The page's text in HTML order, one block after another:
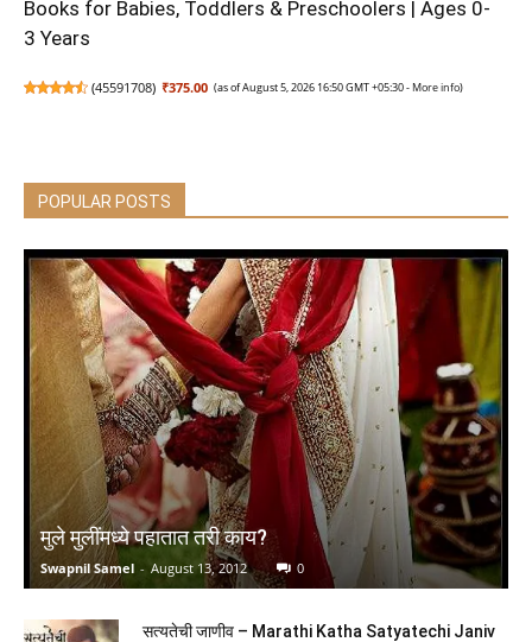
Books for Babies, Toddlers & Preschoolers | Ages 0-
3 Years
(45591708) ₹375.00 (as of August 5, 2026 16:50 GMT +05:30 -More info)
We Are There For Each Other: 4 Friends on a Road
Trip of a Lifetime | Love Story Books in English |
Romance Novel by Sagar Chudesara
(4251219) ₹399.00 (as of August 5, 2026 16:50 GMT +05:30 - More info
POPULAR POSTS
मुले मुलींमध्ये पहातात तरी काय?
Swapnil Samel - August 13, 2012 0
सत्यतेची जाणीव – Marathi Katha Satyatechi Janiv